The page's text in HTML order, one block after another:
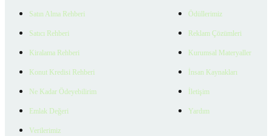
Satın Alma Rehberi
Satıcı Rehberi
Kiralama Rehberi
Konut Kredisi Rehberi
Ne Kadar Ödeyebilirim
Emlak Değeri
Verilerimiz
Ödüllerimiz
Reklam Çözümleri
Kurumsal Materyaller
İnsan Kaynakları
İletişim
Yardım